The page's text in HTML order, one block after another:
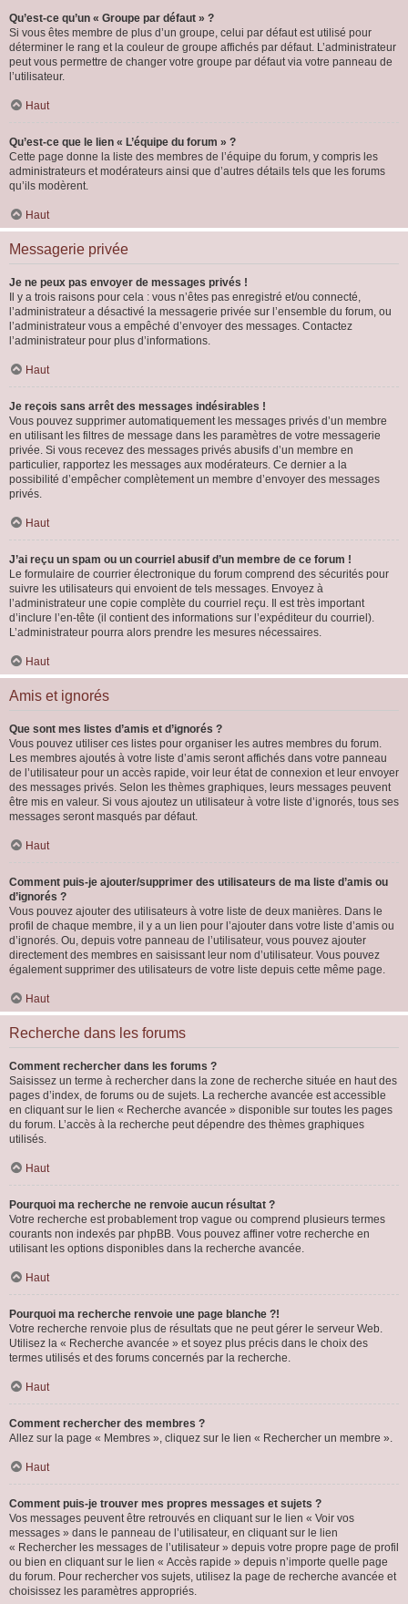
Qu’est-ce qu’un « Groupe par défaut » ?
Si vous êtes membre de plus d’un groupe, celui par défaut est utilisé pour
déterminer le rang et la couleur de groupe affichés par défaut. L’administrateur
peut vous permettre de changer votre groupe par défaut via votre panneau de
l’utilisateur.
Haut
Qu’est-ce que le lien « L’équipe du forum » ?
Cette page donne la liste des membres de l’équipe du forum, y compris les
administrateurs et modérateurs ainsi que d’autres détails tels que les forums
qu’ils modèrent.
Haut
Messagerie privée
Je ne peux pas envoyer de messages privés !
Il y a trois raisons pour cela : vous n’êtes pas enregistré et/ou connecté,
l’administrateur a désactivé la messagerie privée sur l’ensemble du forum, ou
l’administrateur vous a empêché d’envoyer des messages. Contactez
l’administrateur pour plus d’informations.
Haut
Je reçois sans arrêt des messages indésirables !
Vous pouvez supprimer automatiquement les messages privés d’un membre
en utilisant les filtres de message dans les paramètres de votre messagerie
privée. Si vous recevez des messages privés abusifs d’un membre en
particulier, rapportez les messages aux modérateurs. Ce dernier a la
possibilité d’empêcher complètement un membre d’envoyer des messages
privés.
Haut
J’ai reçu un spam ou un courriel abusif d’un membre de ce forum !
Le formulaire de courrier électronique du forum comprend des sécurités pour
suivre les utilisateurs qui envoient de tels messages. Envoyez à
l’administrateur une copie complète du courriel reçu. Il est très important
d’inclure l’en-tête (il contient des informations sur l’expéditeur du courriel).
L’administrateur pourra alors prendre les mesures nécessaires.
Haut
Amis et ignorés
Que sont mes listes d’amis et d’ignorés ?
Vous pouvez utiliser ces listes pour organiser les autres membres du forum.
Les membres ajoutés à votre liste d’amis seront affichés dans votre panneau
de l’utilisateur pour un accès rapide, voir leur état de connexion et leur envoyer
des messages privés. Selon les thèmes graphiques, leurs messages peuvent
être mis en valeur. Si vous ajoutez un utilisateur à votre liste d’ignorés, tous ses
messages seront masqués par défaut.
Haut
Comment puis-je ajouter/supprimer des utilisateurs de ma liste d’amis ou
d’ignorés ?
Vous pouvez ajouter des utilisateurs à votre liste de deux manières. Dans le
profil de chaque membre, il y a un lien pour l’ajouter dans votre liste d’amis ou
d’ignorés. Ou, depuis votre panneau de l’utilisateur, vous pouvez ajouter
directement des membres en saisissant leur nom d’utilisateur. Vous pouvez
également supprimer des utilisateurs de votre liste depuis cette même page.
Haut
Recherche dans les forums
Comment rechercher dans les forums ?
Saisissez un terme à rechercher dans la zone de recherche située en haut des
pages d’index, de forums ou de sujets. La recherche avancée est accessible
en cliquant sur le lien « Recherche avancée » disponible sur toutes les pages
du forum. L’accès à la recherche peut dépendre des thèmes graphiques
utilisés.
Haut
Pourquoi ma recherche ne renvoie aucun résultat ?
Votre recherche est probablement trop vague ou comprend plusieurs termes
courants non indexés par phpBB. Vous pouvez affiner votre recherche en
utilisant les options disponibles dans la recherche avancée.
Haut
Pourquoi ma recherche renvoie une page blanche ?!
Votre recherche renvoie plus de résultats que ne peut gérer le serveur Web.
Utilisez la « Recherche avancée » et soyez plus précis dans le choix des
termes utilisés et des forums concernés par la recherche.
Haut
Comment rechercher des membres ?
Allez sur la page « Membres », cliquez sur le lien « Rechercher un membre ».
Haut
Comment puis-je trouver mes propres messages et sujets ?
Vos messages peuvent être retrouvés en cliquant sur le lien « Voir vos
messages » dans le panneau de l’utilisateur, en cliquant sur le lien
« Rechercher les messages de l’utilisateur » depuis votre propre page de profil
ou bien en cliquant sur le lien « Accès rapide » depuis n’importe quelle page
du forum. Pour rechercher vos sujets, utilisez la page de recherche avancée et
choisissez les paramètres appropriés.